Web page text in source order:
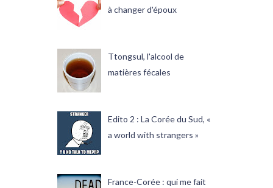
à changer d'époux
Ttongsul, l'alcool de
matières fécales
Edito 2 : La Corée du Sud, «
a world with strangers »
France-Corée : qui me fait